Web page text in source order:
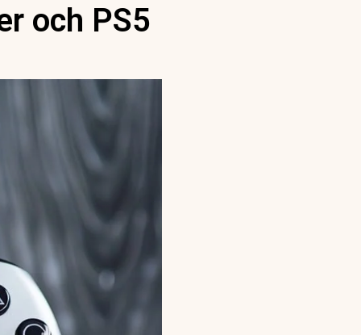
och PS5